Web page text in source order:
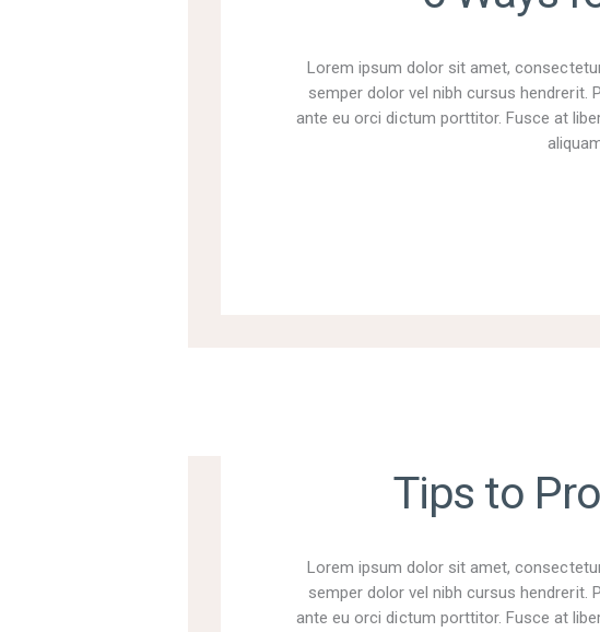
Lorem ipsum dolor sit amet,
semper dolor vel nibh cursus hendrerit.
ante eu orci dictum porttitor. Fusce at
Tips to
Lorem ipsum dolor sit amet,
semper dolor vel nibh cursus hendrerit.
ante eu orci dictum porttitor. Fusce at